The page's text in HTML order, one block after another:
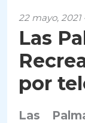
22 mayo, 2021
Las
por
Las